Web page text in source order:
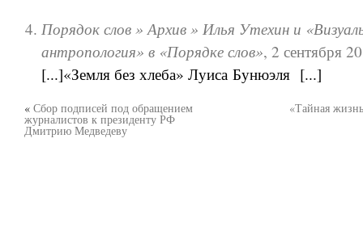
Порядок слов » Архив » Илья Утехин и
антропология» в «Порядке слов»,2 сентября
[...]«Земля без хлеба» Луиса Бунюэля [...]
« Сбор подписей под обращением
журналистов к президенту РФ
Дмитрию Медведеву
«Тайная